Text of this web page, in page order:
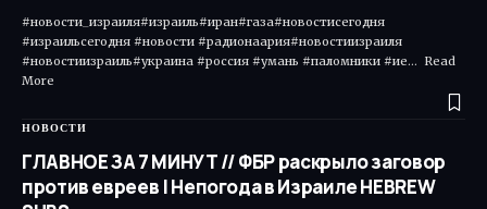
#новости_израиля#израиль#иран#газа#новостисегодня
#израильсегодня #новости #радионаария#новостиизраиля
#новостиизраиль#украина #россия #умань #паломники #ие... Read
More ​
НОВОСТИ
ГЛАВНОЕ ЗА 7 МИНУТ // ФБР раскрыло заговор
против евреев | Непогода в Израиле HEBREW